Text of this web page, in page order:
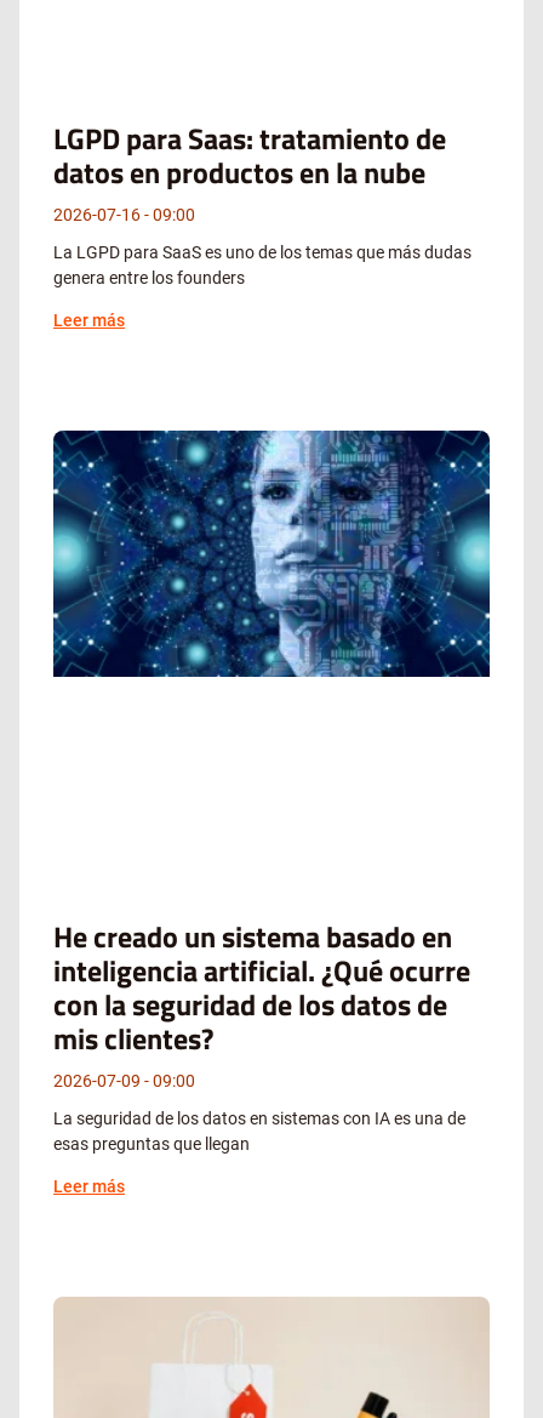
LGPD para Saas: tratamiento de
datos en productos en la nube
2026-07-16
09:00
La LGPD para SaaS es uno de los temas que más dudas
genera entre los founders
Leer más
He creado un sistema basado en
inteligencia artificial. ¿Qué ocurre
con la seguridad de los datos de
mis clientes?
2026-07-09
09:00
La seguridad de los datos en sistemas con IA es una de
esas preguntas que llegan
Leer más